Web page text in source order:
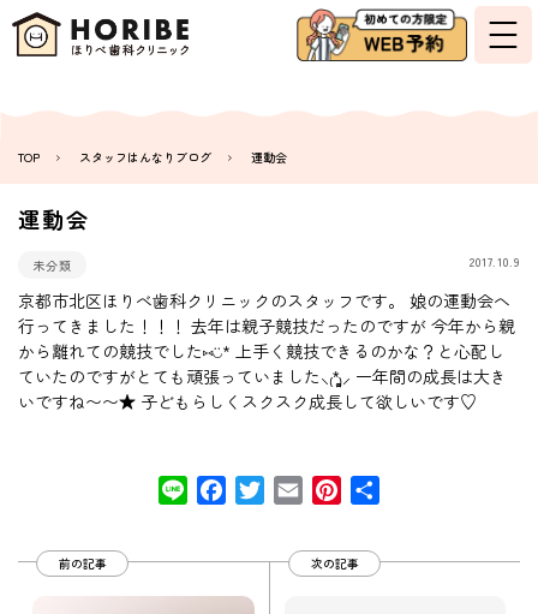
TOP スタッフはんなりブログ 運動会
運動会
未分類 2017.10.9
京都市北区ほりべ歯科クリニックのスタッフです。 娘の運動会へ
行ってきました！！！ 去年は親子競技だったのですが 今年から親
から離れての競技でした⑅◡̈* 上手く競技できるのかな？と心配し
ていたのですがとても頑張っていました⸜₍*̤̥͚₎⸝ 一年間の成長は大き
いですね〜〜★ 子どもらしくスクスク成長して欲しいです♡
Line FacebookTwitter
Email Pinterest
前の記事 次の記事